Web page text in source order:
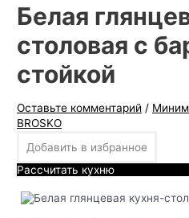
Белая
столовая с
стойкой
Оставьте комментарий /
BROSKO
Добавить в избранное
Рассчитать кухню